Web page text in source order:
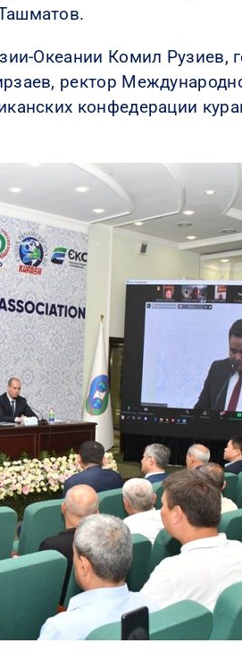
Океании Комил Рузиев,
ректор
конфедерации